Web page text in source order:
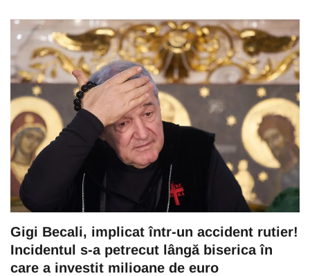
Gigi Becali, implicat într-un accident rutier!
Incidentul s-a petrecut lângă biserica în
care a investit milioane de euro